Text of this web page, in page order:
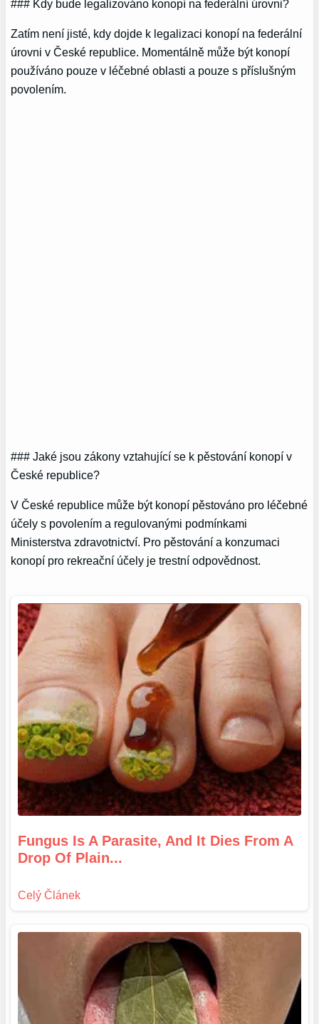
### Kdy bude legalizováno konopí na federální úrovni?
Zatím není jisté, kdy dojde k legalizaci konopí na federální
úrovni v České republice. Momentálně může být konopí
používáno pouze v léčebné oblasti a pouze s příslušným
povolením.
### Jaké jsou zákony vztahující se k pěstování konopí v
České republice?
V České republice může být konopí pěstováno pro léčebné
účely s povolením a regulovanými podmínkami
Ministerstva zdravotnictví. Pro pěstování a konzumaci
konopí pro rekreační účely je trestní odpovědnost.
Fungus Is A Parasite, And It Dies From A
Drop Of Plain...